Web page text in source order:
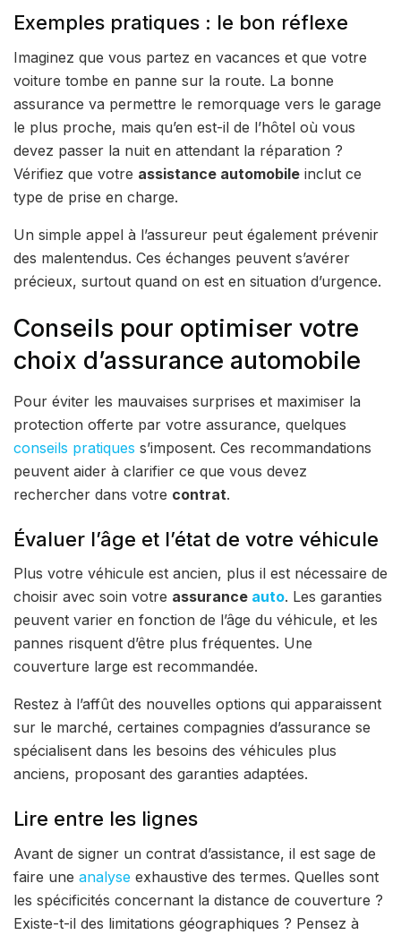
Exemples pratiques : le bon réflexe
Imaginez que vous partez en vacances et que votre
voiture tombe en panne sur la route. La bonne
assurance va permettre le remorquage vers le garage
le plus proche, mais qu’en est-il de l’hôtel où vous
devez passer la nuit en attendant la réparation ?
Vérifiez que votre assistance automobile inclut ce
type de prise en charge.
Un simple appel à l’assureur peut également prévenir
des malentendus. Ces échanges peuvent s’avérer
précieux, surtout quand on est en situation d’urgence.
Conseils pour optimiser votre
choix d’assurance automobile
Pour éviter les mauvaises surprises et maximiser la
protection offerte par votre assurance, quelques
conseils pratiques s’imposent. Ces recommandations
peuvent aider à clarifier ce que vous devez
rechercher dans votre contrat.
Évaluer l’âge et l’état de votre véhicule
Plus votre véhicule est ancien, plus il est nécessaire de
choisir avec soin votre assurance auto. Les garanties
peuvent varier en fonction de l’âge du véhicule, et les
pannes risquent d’être plus fréquentes. Une
couverture large est recommandée.
Restez à l’affût des nouvelles options qui apparaissent
sur le marché, certaines compagnies d’assurance se
spécialisent dans les besoins des véhicules plus
anciens, proposant des garanties adaptées.
Lire entre les lignes
Avant de signer un contrat d’assistance, il est sage de
faire une analyse exhaustive des termes. Quelles sont
les spécificités concernant la distance de couverture ?
Existe-t-il des limitations géographiques ? Pensez à